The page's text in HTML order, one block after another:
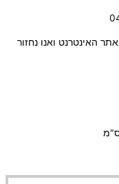
הודעה באתר האינטרנט ואנו נחזור